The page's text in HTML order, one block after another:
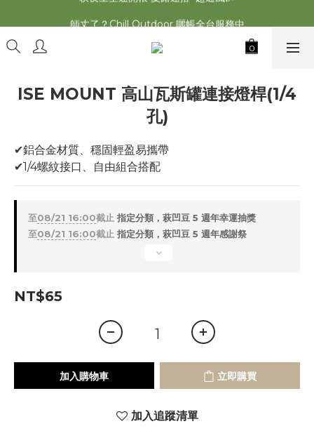
師丈了？Chill Outdoor 曬帳全台服務中
萩遊之魂 2025聯名五單位折疊桌轟動發表⚡️
ISE MOUNT 高山瓦斯罐連接燈桿(1/4
孔)
✔鋁合金材質、穩固輕盈易攜帶
✔1/4螺紋接口、自由組合搭配
至08/21 16:00截止 指定分類，萩凹豆 5 週年幸運抽獎
至08/21 16:00截止 指定分類，萩凹豆 5 週年感謝祭
NT$65
加入購物車 立即購買
加入追蹤清單